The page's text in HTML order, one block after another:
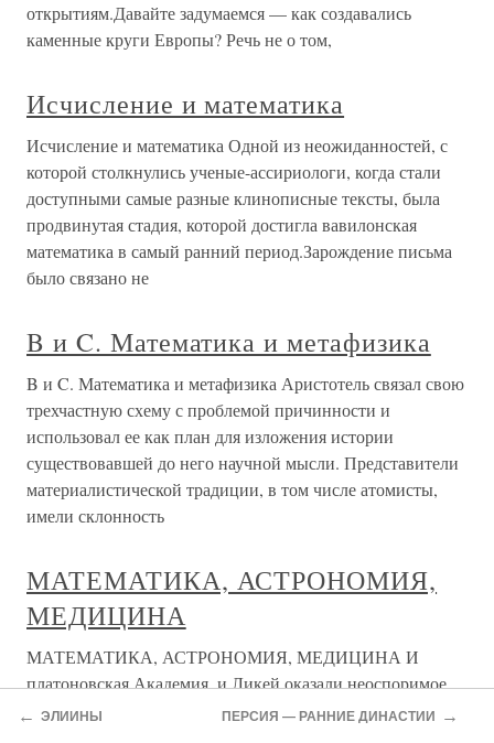
открытиям.Давайте задумаемся — как создавались
каменные круги Европы? Речь не о том,
Исчисление и математика
Исчисление и математика Одной из неожиданностей, с
которой столкнулись ученые-ассириологи, когда стали
доступными самые разные клинописные тексты, была
продвинутая стадия, которой достигла вавилонская
математика в самый ранний период.Зарождение письма
было связано не
B и C. Математика и метафизика
B и C. Математика и метафизика Аристотель связал свою
трехчастную схему с проблемой причинности и
использовал ее как план для изложения истории
существовавшей до него научной мысли. Представители
материалистической традиции, в том числе атомисты,
имели склонность
МАТЕМАТИКА, АСТРОНОМИЯ,
МЕДИЦИНА
МАТЕМАТИКА, АСТРОНОМИЯ, МЕДИЦИНА И
платоновская Академия, и Ликей оказали неоспоримое
влияние на естественные науки того времени. Сам
← ЭЛИИНЫ ПЕРСИЯ — РАННИЕ ДИНАСТИИ →